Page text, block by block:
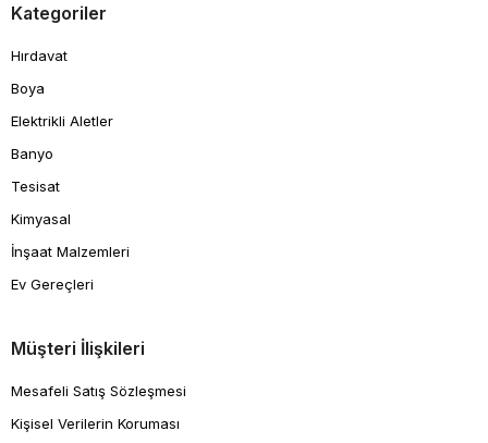
Kategoriler
Hırdavat
Boya
Elektrikli Aletler
Banyo
Tesisat
Kimyasal
İnşaat Malzemleri
Ev Gereçleri
Müşteri İlişkileri
Mesafeli Satış Sözleşmesi
Kişisel Verilerin Koruması